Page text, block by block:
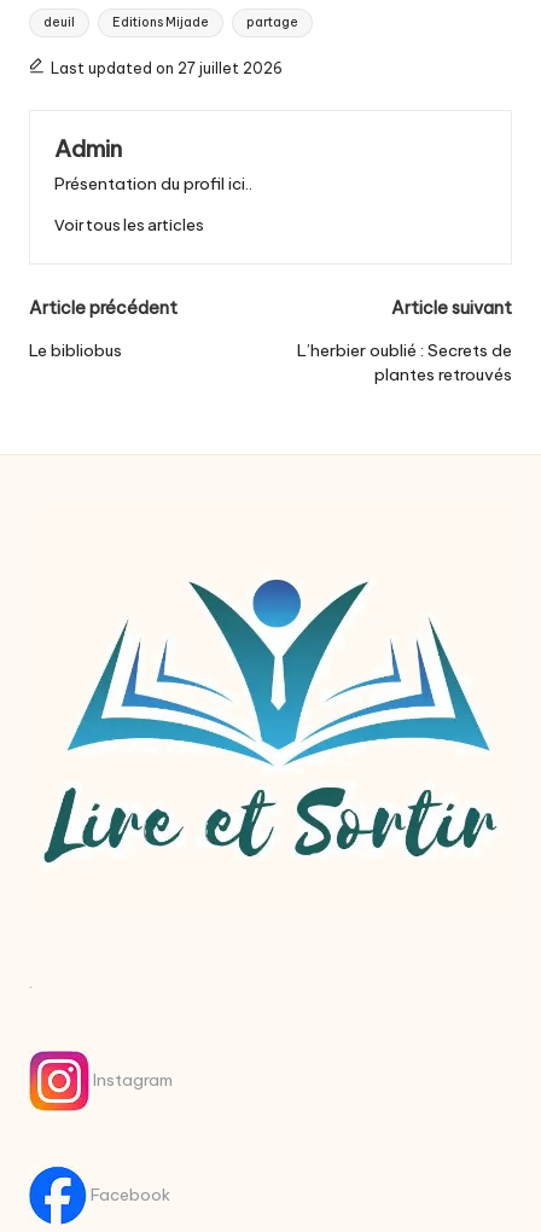
Tags:
deuil Editions Mijade partage
Last updated on 27 juillet 2026
Admin
Présentation du profil ici..
Voir tous les articles
Post
navigation
Article précédent
Le bibliobus
Article suivant
L’herbier oublié : Secrets de
plantes retrouvés
.
Instagram
Facebook